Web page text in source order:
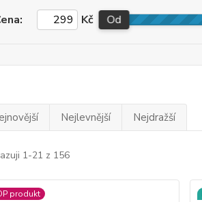
Kč Od
Nejlevnější Nejdražší
1-21 z 156
produkt